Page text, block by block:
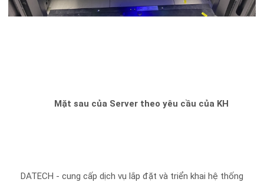
Mặt sau của Server theo yêu cầu của KH
DATECH - cung cấp dịch vụ lắp đặt và triển khai hệ thống